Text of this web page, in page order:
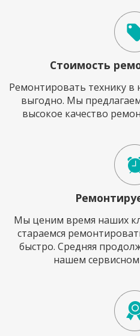
Стоимость
Ремонтировать технику
выгодно. Мы
высокое качество
Мы ценим время наших
стараемся
быстро. Средняя
нашем сервисном